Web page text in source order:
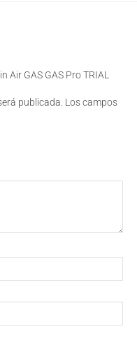
Air GAS GAS Pro TRIAL
publicada. Los campos